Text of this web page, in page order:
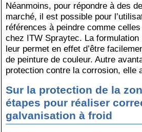
Néanmoins, pour répondre à des
marché, il est possible pour
références à peindre comme
chez ITW Spraytec. La
leur permet en effet d’être
de peinture de couleur. Autre
protection contre la corrosion, elle
Sur la protection de la
étapes pour réaliser
galvanisation à froid